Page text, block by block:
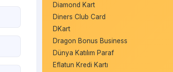
Diamond Kart
Diners Club Card
DKart
Dragon Bonus Business
Dünya Katılım Paraf
Eflatun Kredi Kartı